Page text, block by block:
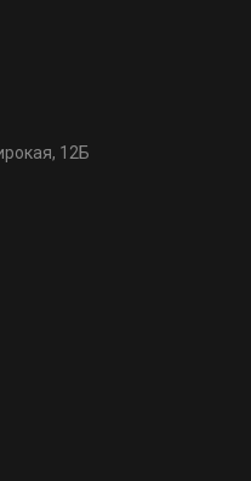
12Б